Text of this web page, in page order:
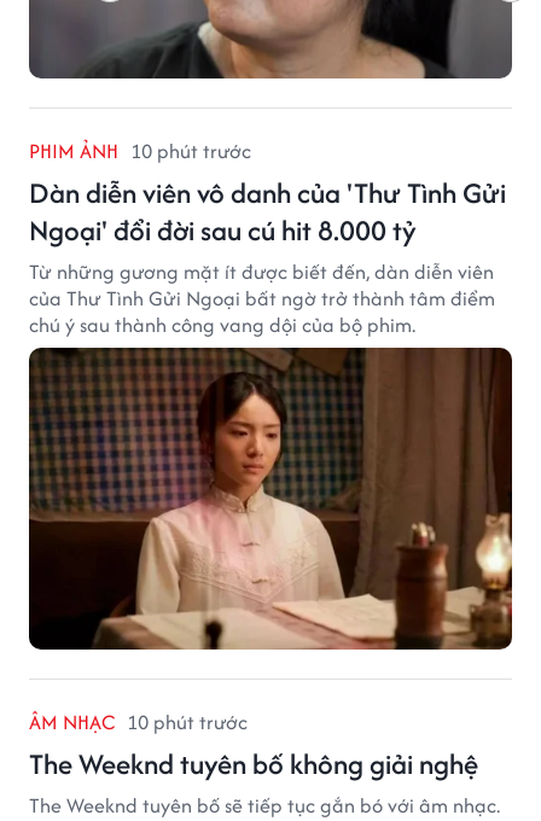
PHIM ẢNH 10 phút trước
Dàn diễn viên vô danh của 'Thư Tình Gửi
Ngoại' đổi đời sau cú hit 8.000 tỷ
Từ những gương mặt ít được biết đến, dàn diễn viên
của Thư Tình Gửi Ngoại bất ngờ trở thành tâm điểm
chú ý sau thành công vang dội của bộ phim.
ÂM NHẠC 10 phút trước
The Weeknd tuyên bố không giải nghệ
The Weeknd tuyên bố sẽ tiếp tục gắn bó với âm nhạc.